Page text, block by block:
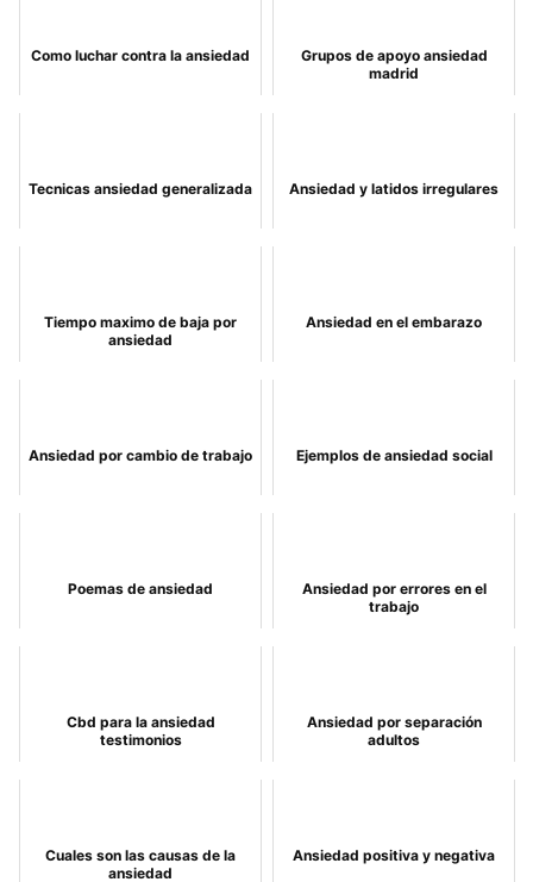
Como luchar contra la ansiedad
Grupos de apoyo ansiedad
madrid
Tecnicas ansiedad generalizada Ansiedad y latidos irregulares
Tiempo maximo de baja por
ansiedad
Ansiedad en el embarazo
Ansiedad por cambio de trabajo Ejemplos de ansiedad social
Poemas de ansiedad
Ansiedad por errores en el
trabajo
Cbd para la ansiedad
testimonios
Ansiedad por separación
adultos
Cuales son las causas de la
ansiedad
Ansiedad positiva y negativa